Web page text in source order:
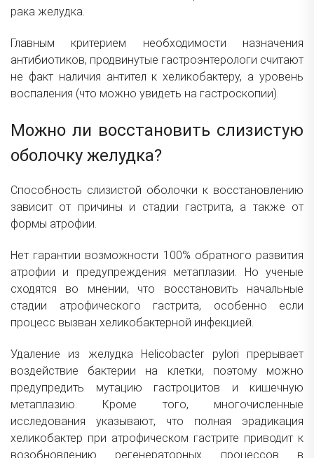
рака желудка.
Главным критерием необходимости назначения
антибиотиков, продвинутые гастроэнтерологи считают
не факт наличия антител к хеликобактеру, а уровень
воспаления (что можно увидеть на гастроскопии).
Можно ли восстановить слизистую
оболочку желудка?
Способность слизистой оболочки к восстановлению
зависит от причины и стадии гастрита, а также от
формы атрофии.
Нет гарантии возможности 100% обратного развития
атрофии и предупреждения метаплазии. Но ученые
сходятся во мнении, что восстановить начальные
стадии атрофического гастрита, особенно если
процесс вызван хеликобактерной инфекцией.
Удаление из желудка Helicobacter pylori прерывает
воздействие бактерии на клетки, поэтому можно
предупредить мутацию гастроцитов и кишечную
метаплазию. Кроме того, многочисленные
исследования указывают, что полная эрадикация
хеликобактер при атрофическом гастрите приводит к
возобновлению регенераторных процессов в